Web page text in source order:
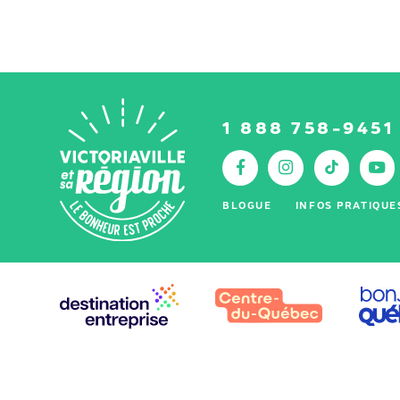
1 888 758-9451
:
Facebook
BLOGUE INFOS